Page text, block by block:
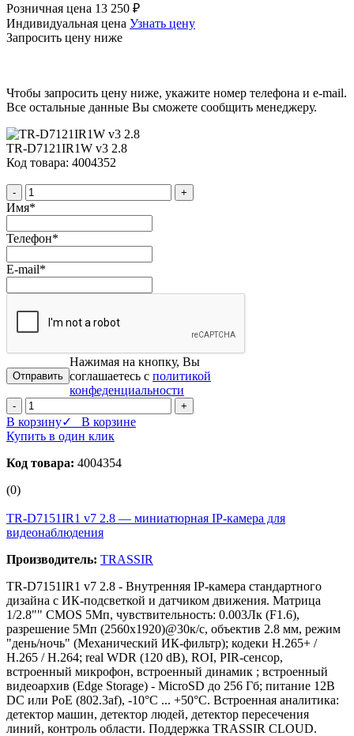
Розничная цена 13 250 ₽
Индивидуальная цена Узнать цену
Запросить цену ниже
Чтобы запросить цену ниже, укажите номер телефона и e-mail.
Все остальные данные Вы сможете сообщить менеджеру.
TR-D7121IR1W v3 2.8
Код товара: 4004352
- +
Имя*
Телефон*
E-mail*
Нажимая на кнопку, Вы
соглашаетесь с политикой
конфеденциальности
- +
В корзину✓ В корзине
Купить в один клик
Код товара: 4004354
(0)
TR-D7151IR1 v7 2.8 — миниатюрная IP‑камера для
видеонаблюдения
Производитель: TRASSIR
TR-D7151IR1 v7 2.8 - Внутренняя IP-камера стандартного
дизайна с ИК-подсветкой и датчиком движения. Матрица
1/2.8"" CMOS 5Мп, чувствительность: 0.003Лк (F1.6),
разрешение 5Мп (2560x1920)@30к/с, объектив 2.8 мм, режим
"день/ночь" (Механический ИК-фильтр); кодеки Н.265+ /
Н.265 / H.264; real WDR (120 dB), ROI, PIR-сенсор,
встроенный микрофон, встроенный динамик ; встроенный
видеоархив (Edge Storage) - MicroSD до 256 Гб; питание 12В
DC или PoE (802.3af), -10°C ... +50°C. Встроенная аналитика:
детектор машин, детектор людей, детектор пересечения
линий, контроль области. Поддержка TRASSIR CLOUD.